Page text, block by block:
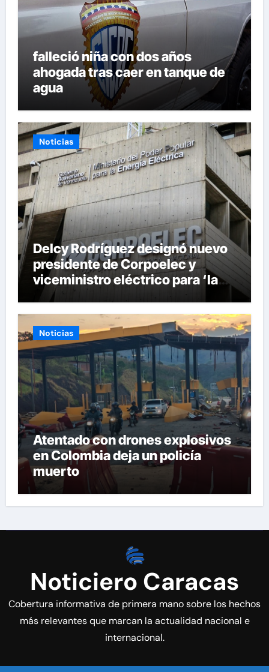
falleció niña con dos años
ahogada tras caer en tanque de
agua
Noticias
Delcy Rodríguez designó nuevo
presidente de Corpoelec y
viceministro eléctrico para ‘la
recuperación del servicio’
Noticias
Atentado con drones explosivos
en Colombia deja un policía
muerto
Noticiero Caracas
Cobertura informativa de primera mano sobre los hechos
más relevantes que marcan la actualidad nacional e
internacional.